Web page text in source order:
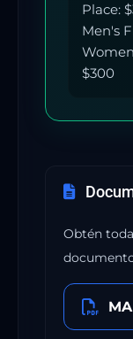
Place:
Men's
$300
Obtén